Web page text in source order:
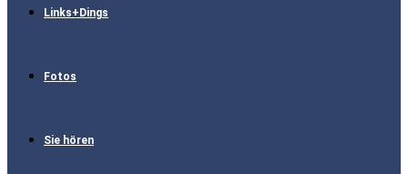
Links+Dings
Fotos
Sie hören